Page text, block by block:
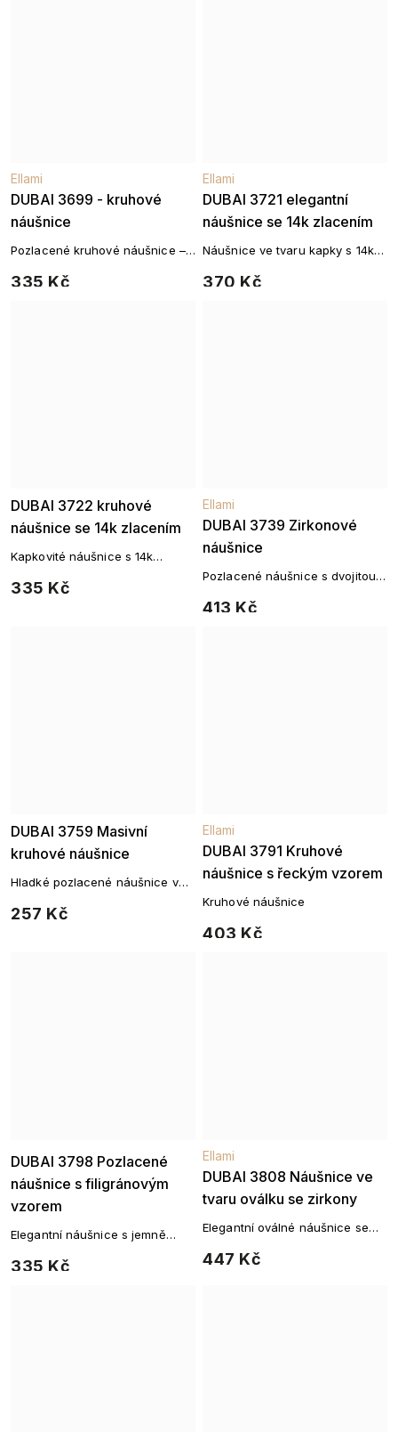
DUBAI 3699 - kruhové
náušnice
Ellami
335 Kč
Pozlacené kruhové náušnice –
DUBAI 3721 elegantní
náušnice se 14k zlacením
Ellami
370 Kč
Náušnice ve tvaru kapky s 14k
šperk v plné harmonii
DUBAI 3722 kruhové
náušnice se 14k zlacením
335 Kč
Kapkovité náušnice s 14k
lesk
DUBAI 3739 Zirkonové
náušnice
Ellami
413 Kč
Pozlacené náušnice s dvojitou
DUBAI 3759 Masivní
kruhové náušnice
257 Kč
Hladké pozlacené náušnice v
DUBAI 3791 Kruhové
náušnice s řeckým vzorem
Ellami
403 Kč
Kruhové náušnice
DUBAI 3798 Pozlacené
náušnice s filigránovým
vzorem
Ellami
335 Kč
Elegantní náušnice s jemně
vzorem ve zlatém tónu
DUBAI 3808 Náušnice ve
tvaru oválku se zirkony
Ellami
447 Kč
Elegantní oválné náušnice se
jemný, ale výrazný efekt.